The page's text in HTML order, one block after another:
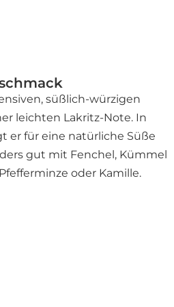
süßlich-würzigen
leichten Lakritz-Note. In
er für eine natürliche Süße
gut mit Fenchel, Kümmel
oder Kamille.